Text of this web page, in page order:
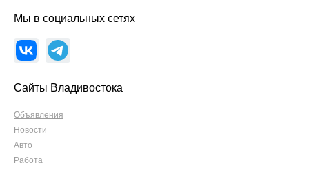
Мы в социальных сетях
Сайты Владивостока
Объявления
Новости
Авто
Работа